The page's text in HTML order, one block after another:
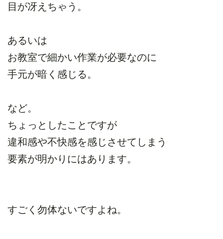
目が冴えちゃう。
あるいは
お教室で細かい作業が必要なのに
手元が暗く感じる。
など。
ちょっとしたことですが
違和感や不快感を感じさせてしまう
要素が明かりにはあります。
すごく勿体ないですよね。